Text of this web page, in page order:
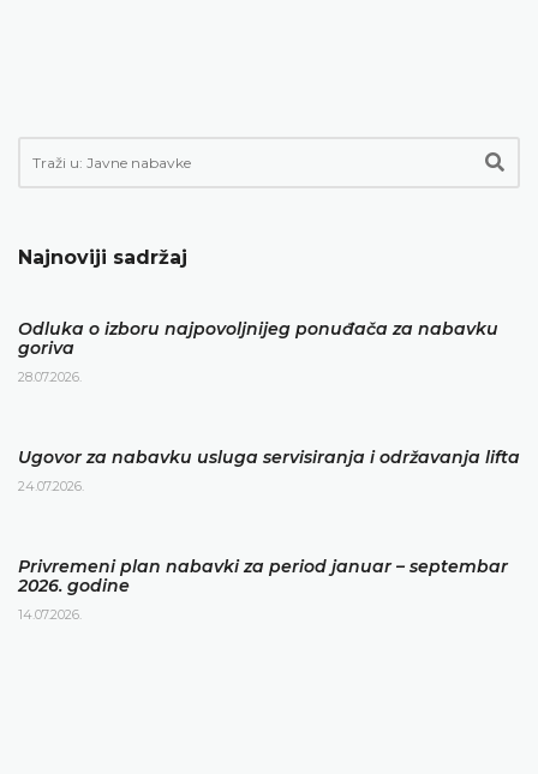
Najnoviji sadržaj
Odluka o izboru najpovoljnijeg ponuđača za nabavku
goriva
28.07.2026.
Ugovor za nabavku usluga servisiranja i održavanja lifta
24.07.2026.
Privremeni plan nabavki za period januar – septembar
2026. godine
14.07.2026.